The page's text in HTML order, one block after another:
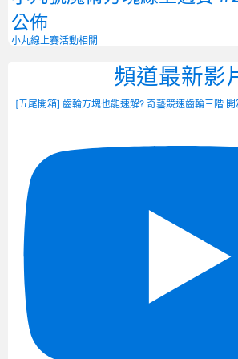
公佈
小丸線上賽活動相關
頻道最新影
[五尾開箱] 齒輪方塊也能速解? 奇藝競速齒輪三階 開